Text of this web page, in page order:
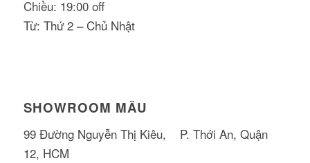
Chiều: 19:00 off
Từ: Thứ 2 – Chủ Nhật
SHOWROOM MẪU
99 Đường Nguyễn Thị Kiêu, P. Thới An, Quận
12, HCM